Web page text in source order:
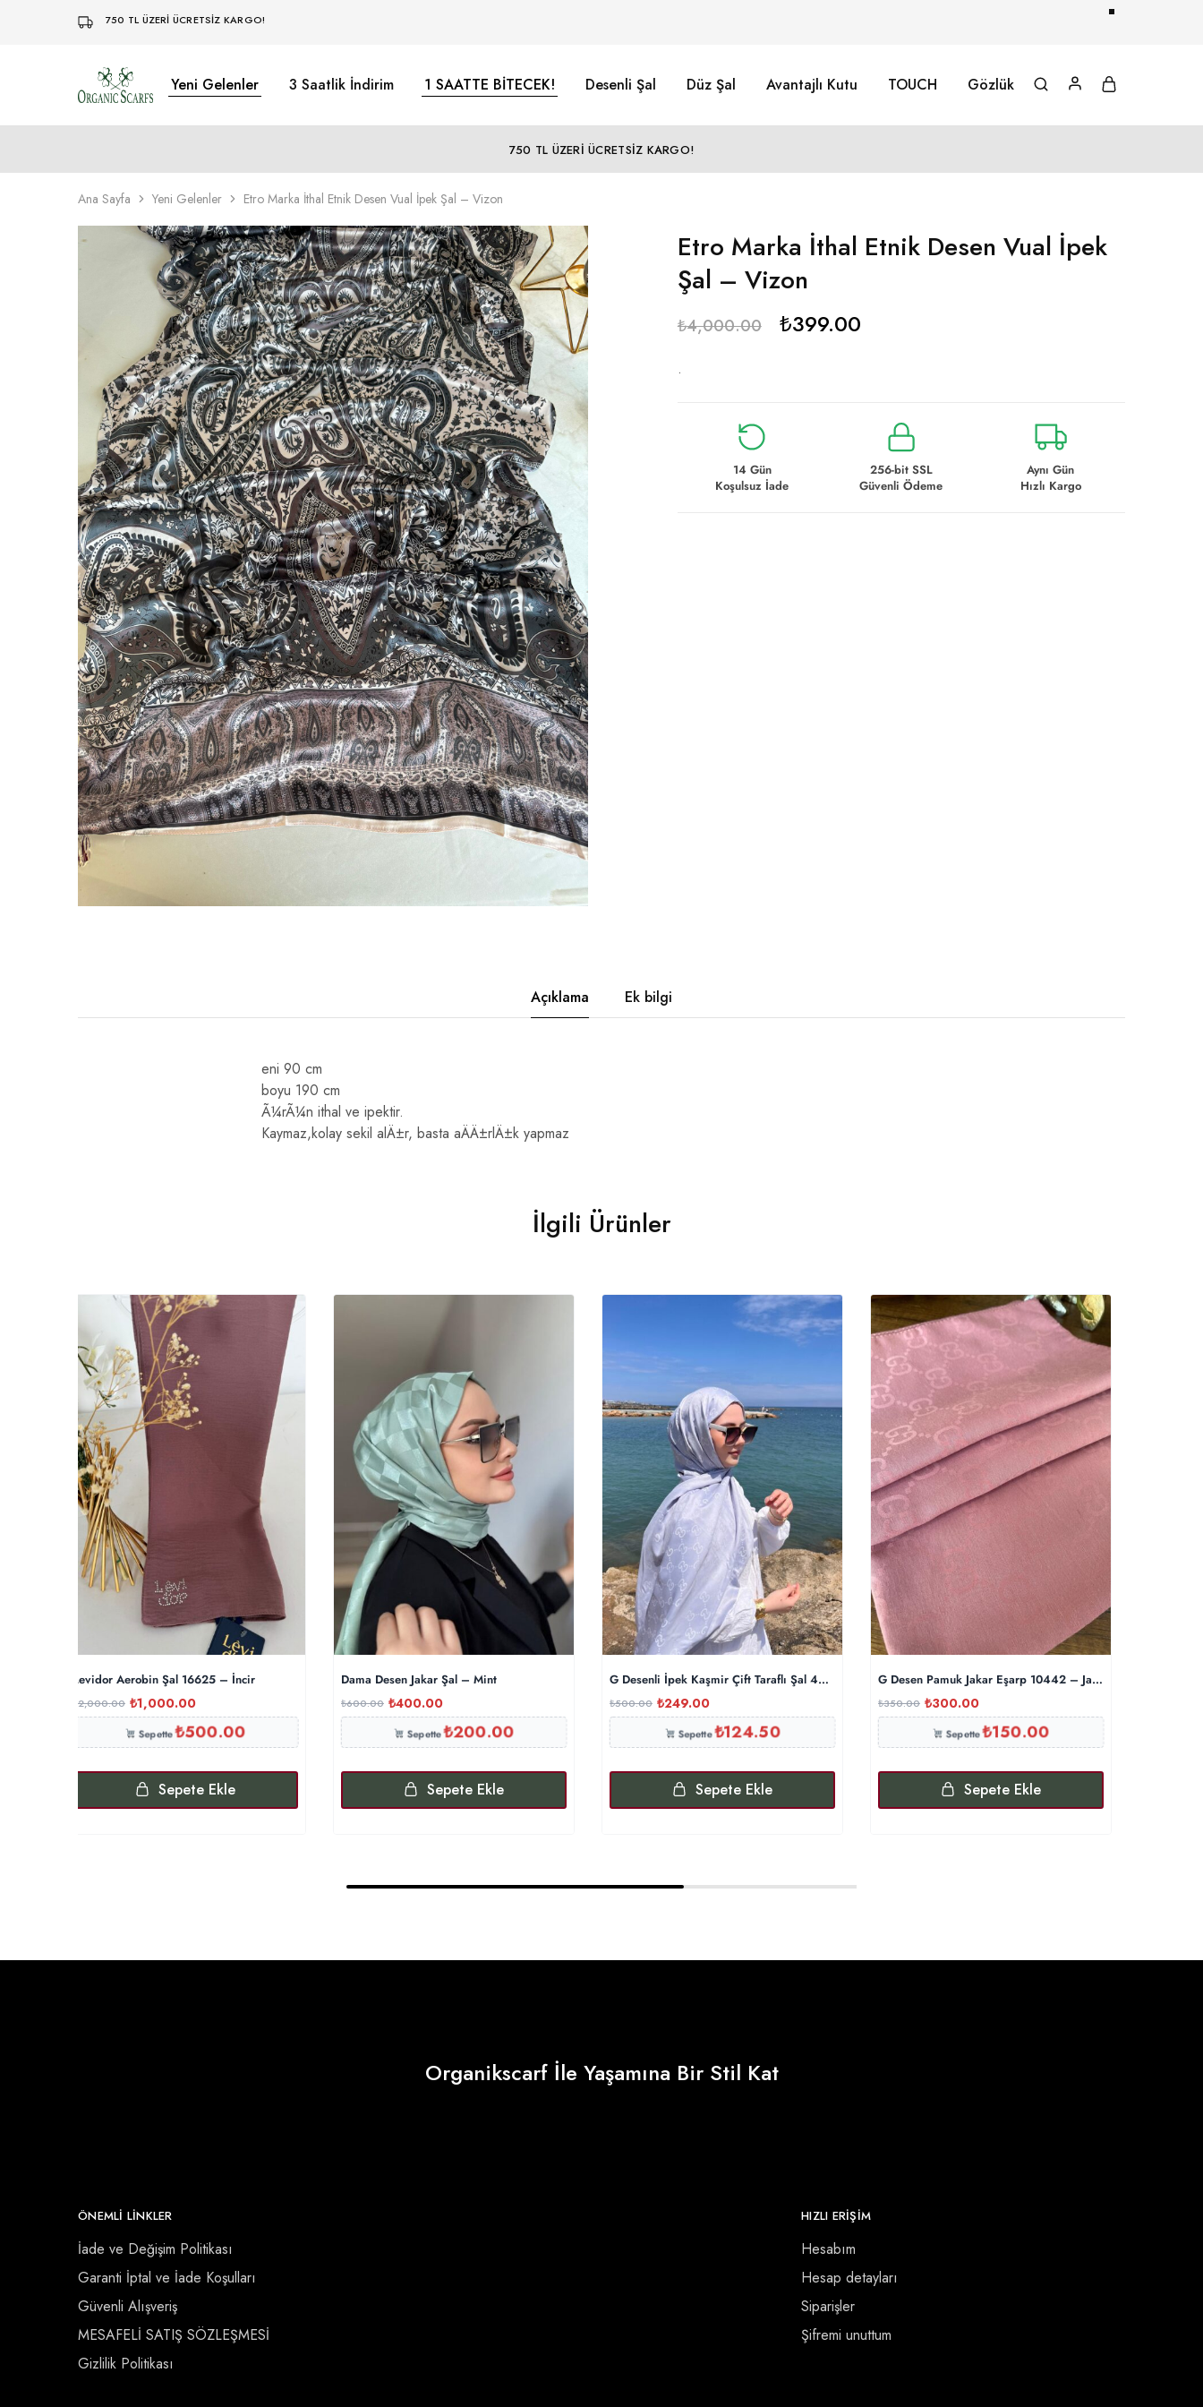
750 TL ÜZERİ ÜCRETSİZ KARGO!
Organikscarf Yeni Gelenler 3 Saatlik İndirim 1 SAATTE BİTECEK! Desenli Şal Düz Şal Avantajlı Kutu TOUCH Gözlük
750 TL ÜZERİ ÜCRETSİZ KARGO!
Ana Sayfa Yeni Gelenler Etro Marka İthal Etnik Desen Vual İpek Şal – Vizon
Etro Marka İthal Etnik Desen Vual İpek
Şal – Vizon
₺4,000.00 ₺399.00
.
14 Gün
Koşulsuz İade
256-bit SSL
Güvenli Ödeme
Aynı Gün
Hızlı Kargo
Açıklama Ek bilgi
eni 90 cm
boyu 190 cm
Ã¼rÃ¼n ithal ve ipektir.
Kaymaz,kolay sekil alÄ±r, basta aÄÄ±rlÄ±k yapmaz
İlgili Ürünler
Levidor Aerobin Şal 16625 – İncir
2,000.00 ₺1,000.00
Sepette₺500.00
Sepete Ekle
Dama Desen Jakar Şal – Mint
₺600.00 ₺400.00
Sepette₺200.00
Sepete Ekle
G Desenli İpek Kaşmir Çift Taraflı Şal 440344- Gümüş Gri
₺500.00 ₺249.00
Sepette₺124.50
Sepete Ekle
G Desen Pamuk Jakar Eşarp 10442 – Japon Kirazı
₺350.00 ₺300.00
Sepette₺150.00
Sepete Ekle
Organikscarf İle Yaşamına Bir Stil Kat
ÖNEMLI LINKLER
İade ve Değişim Politikası
Garanti İptal ve İade Koşulları
Güvenli Alışveriş
MESAFELİ SATIŞ SÖZLEŞMESİ
Gizlilik Politikası
HIZLI ERİŞİM
Hesabım
Hesap detayları
Siparişler
Şifremi unuttum